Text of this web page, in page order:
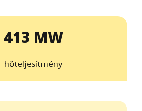
413 MW
hőteljesítmény